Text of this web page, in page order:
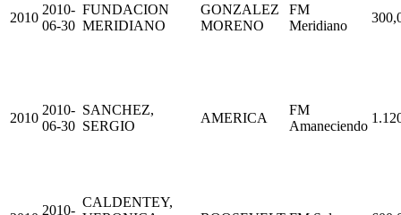
2010
2010-
06-30
FUNDACION
MERIDIANO
GONZALEZ
MORENO
FM
Meridiano
2010
2010-
06-30
SANCHEZ,
SERGIO
AMERICA
FM
Amaneciendo
2010-
CALDENTEY,